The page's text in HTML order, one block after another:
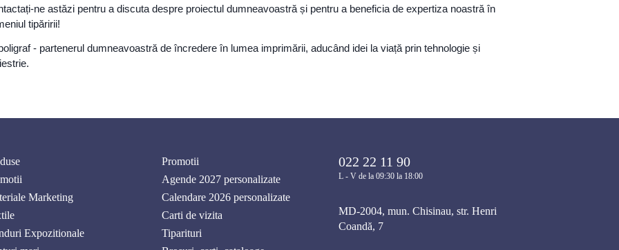
ne astăzi pentru a discuta despre proiectul dumneavoastră și pentru a beneficia de expertiza noastră în
tipăririi!
- partenerul dumneavoastră de încredere în lumea imprimării, aducând idei la viață prin tehnologie și
Marketing
Expozitionale
Promotii
Agende 2027 personalizate
Calendare 2026 personalizate
Carti de vizita
Tiparituri
022 22 11 90
L - V de la 09:30 la 18:00
MD-2004, mun. Chisinau, str. Henri
Coandă, 7